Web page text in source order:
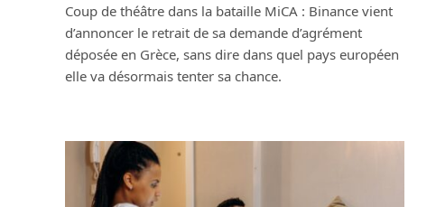
Coup de théâtre dans la bataille MiCA : Binance vient
d’annoncer le retrait de sa demande d’agrément
déposée en Grèce, sans dire dans quel pays européen
elle va désormais tenter sa chance.